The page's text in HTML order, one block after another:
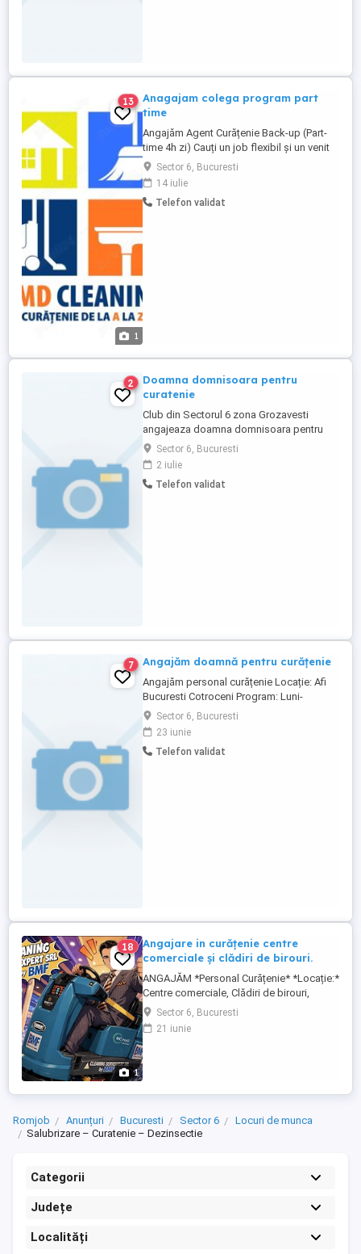
1
13
Anagajam colega program part
time
Angajăm Agent Curățenie Back-up (Part-
time 4h zi) Cauți un job flexibil și un venit
stabil? Echipa noastră se mărește!
Căutăm o persoană serioasă și adaptabilă
pentru rolul de Agent Curățenie Back-up.
Rolul tău: Oferi suport echipei în zilele
Sector 6, Bucuresti
14 iulie
Telefon validat
2
Doamna domnisoara pentru
curatenie
Club din Sectorul 6 zona Grozavesti
angajeaza doamna domnisoara pentru
curatenie ( spalat pe jos , maturat , aspirat
). Varsta intre 18-50 ani , 25 lei pe ora ,
plata la zi 200 lei 8 ore.
Sector 6, Bucuresti
2 iulie
Telefon validat
7 Angajăm doamnă pentru curățenie
Angajăm personal curățenie Locație: Afi
Bucuresti Cotroceni Program: Luni-
Duminică, 4 ore zi part-time, interval
Salariu: 1.600 lei net Pentru mai multe
informații sau pentru a aplica, sunați la
numarul afisat.
Sector 6, Bucuresti
23 iunie
Telefon validat
1
18
Angajare in curățenie centre
comerciale și clădiri de birouri.
ANGAJĂM *Personal Curățenie* *Locație:*
Centre comerciale, Clădiri de birouri,
Sector 6, București *Program:* Diferă de
la o locație la alta. Suntem în căutarea
unor persoane responsabile și motivate
Sector 6, Bucuresti
21 iunie
Romjob Anunțuri Bucuresti Sector 6
Locuri de munca
Salubrizare – Curatenie – Dezinsectie
Categorii
Județe
Localități